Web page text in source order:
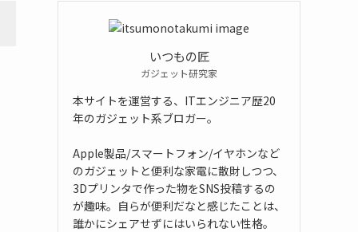
いつもの匠
ガジェット研究家
本サイトを運営する、ITエンジニア歴20
年のガジェット系ブロガー。
Apple製品/スマートフォン/イヤホンなど
のガジェットと便利な家電に散財しつつ、
3Dプリンタで作った物をSNS投稿するの
が趣味。自らが便利だなと感じたことは、
誰かにシェアせずにはいられない性格。